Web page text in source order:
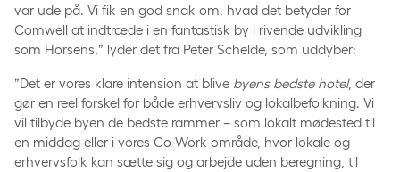
var ude på. Vi fik en god snak om, hvad det betyder for
Comwell at indtræde i en fantastisk by i rivende udvikling
som Horsens,” lyder det fra Peter Schelde, som uddyber:
”Det er vores klare intension at blive byens bedste hotel, der
gør en reel forskel for både erhvervsliv og lokalbefolkning. Vi
vil tilbyde byen de bedste rammer – som lokalt mødested til
en middag eller i vores Co-Work-område, hvor lokale og
erhvervsfolk kan sætte sig og arbejde uden beregning, til